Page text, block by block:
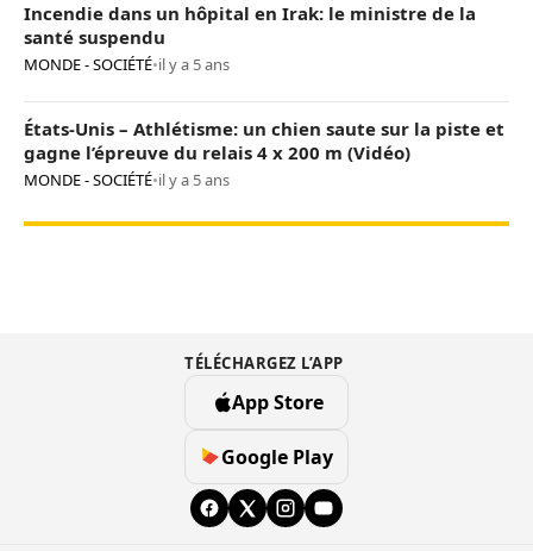
Incendie dans un hôpital en Irak: le ministre de la
santé suspendu
MONDE - SOCIÉTÉ•il y a 5 ans
États-Unis – Athlétisme: un chien saute sur la piste et
gagne l’épreuve du relais 4 x 200 m (Vidéo)
MONDE - SOCIÉTÉ•il y a 5 ans
TÉLÉCHARGEZ L’APP
App Store
Google Play